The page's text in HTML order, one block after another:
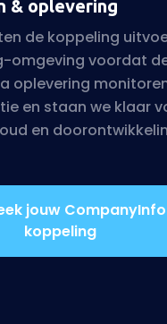
& oplevering
de koppeling
omgeving voordat
oplevering
en staan we klaar
en
jouw CompanyInfo
koppeling